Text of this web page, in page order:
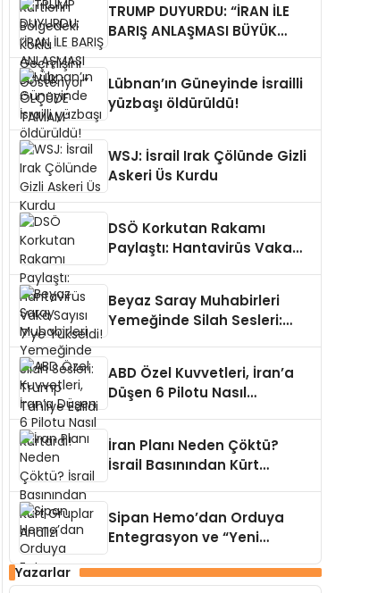
TRUMP DUYURDU: “İRAN İLE
BARIŞ ANLAŞMASI BÜYÜK
Lübnan’ın Güneyinde İsrailli
yüzbaşı öldürüldü!
WSJ: İsrail Irak Çölünde Gizli
Askeri Üs Kurdu
DSÖ Korkutan Rakamı
Paylaştı: Hantavirüs Vaka
Beyaz Saray Muhabirleri
Yemeğinde Silah Sesleri:
ABD Özel Kuvvetleri, İran’a
Düşen 6 Pilotu Nasıl
İran Planı Neden Çöktü?
İsrail Basınından Kürt
Sipan Hemo’dan Orduya
Entegrasyon ve “Yeni
Yazarlar